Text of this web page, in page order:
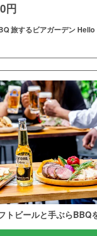
円
旅するビアガーデン Hello
トビールと手ぶらBBQ